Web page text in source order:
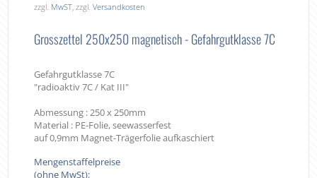
zzgl. MwST , zzgl.Versandkosten
Grosszettel 250x250 magnetisch - Gefahrgutklasse 7C
Gefahrgutklasse 7C
"radioaktiv 7C / Kat III"
Abmessung : 250 x 250mm
Material : PE-Folie, seewasserfest
auf 0,9mm Magnet-Trägerfolie aufkaschiert
Mengenstaffelpreise
(ohne MwSt):